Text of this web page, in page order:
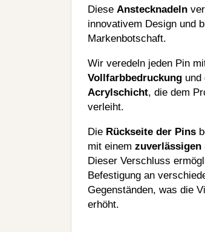
Diese Anstecknadeln
innovativem Design und
Markenbotschaft.
Wir veredeln jeden Pin
Vollfarbbedruckung und
Acrylschicht, die dem
verleiht.
Die Rückseite der Pins
mit einem
Dieser Verschluss
Befestigung an
Gegenständen, was die
erhöht.